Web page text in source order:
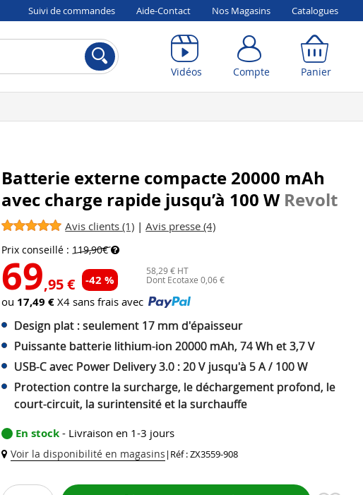
Suivi de commandes Aide-Contact Nos Magasins Catalogues
Vidéos Compte Panier
Batterie externe compacte 20000 mAh
avec charge rapide jusqu’à 100 W Revolt
Avis clients (1) |Avis presse (4)
Prix conseillé : 119,90€
69,95 € -42 %
58,29 € HT
Dont Ecotaxe 0,06 €
ou 17,49 € X4 sans frais avec
Design plat : seulement 17 mm d'épaisseur
Puissante batterie lithium-ion 20000 mAh, 74 Wh et 3,7 V
USB-C avec Power Delivery 3.0 : 20 V jusqu'à 5 A / 100 W
Protection contre la surcharge, le déchargement profond, le
court-circuit, la surintensité et la surchauffe
En stock - Livraison en 1-3 jours
Voir la disponibilité en magasins | Réf : ZX3559-908
Compte Panier